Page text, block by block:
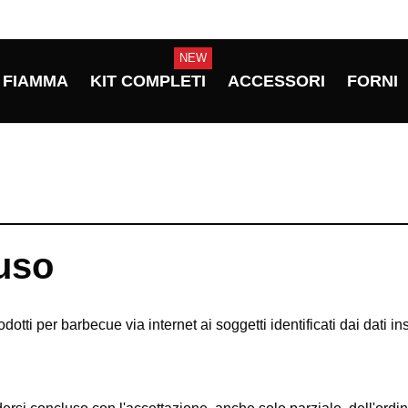
FIAMMA KIT COMPLETI
NEW
ACCESSORI FORNI
per barbecue via internet ai soggetti identificati dai dati